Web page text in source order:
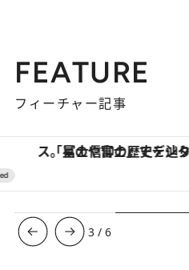
FEATURE
フィーチャー記事
3 /6